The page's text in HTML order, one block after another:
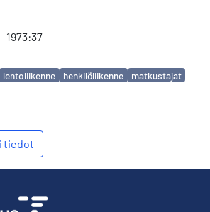
1973:37
lentoliikenne henkilöliikenne
matkustajat
tiedot